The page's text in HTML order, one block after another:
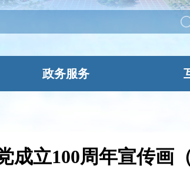
政务服务
成立100周年宣传画（